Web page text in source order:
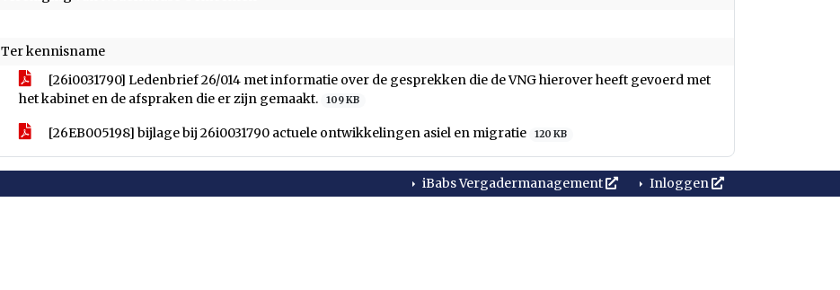
Ter kennisname
[26i0031790] Ledenbrief 26/014 met informatie over de gesprekken die de VNG hierover heeft gevoerd met
het kabinet en de afspraken die er zijn gemaakt.
109 KB
[26EB005198] bijlage bij 26i0031790 actuele ontwikkelingen asiel en migratie 120 KB
iBabs Vergadermanagement Inloggen